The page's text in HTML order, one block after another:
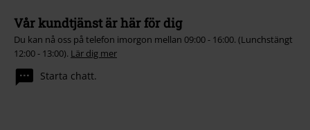
Vår kundtjänst är här för dig
Du kan nå oss på telefon imorgon mellan 09:00 - 16:00. (Lunchstängt
12:00 - 13:00). Lär dig mer
Starta chatt.